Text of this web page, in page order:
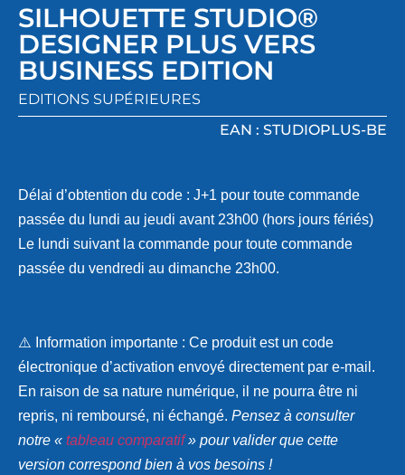
SILHOUETTE STUDIO®
DESIGNER PLUS VERS
BUSINESS EDITION
EDITIONS SUPÉRIEURES
EAN : STUDIOPLUS-BE
Délai d’obtention du code : J+1 pour toute commande
passée du lundi au jeudi avant 23h00 (hors jours fériés)
Le lundi suivant la commande pour toute commande
passée du vendredi au dimanche 23h00.
⚠️ Information importante : Ce produit est un code
électronique d’activation envoyé directement par e-mail.
En raison de sa nature numérique, il ne pourra être ni
repris, ni remboursé, ni échangé. Pensez à consulter
notre « tableau comparatif» pour valider que cette
version correspond bien à vos besoins !